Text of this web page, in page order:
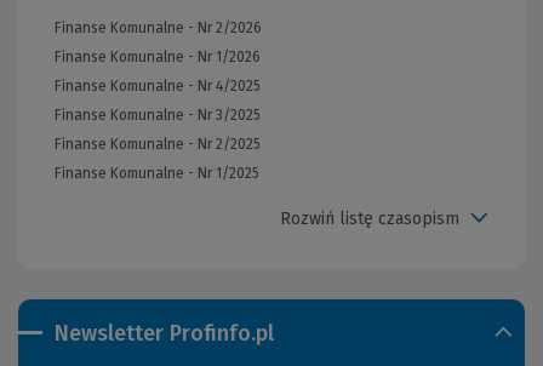
Newsletter Profinfo.pl
Finanse Komunalne - Nr 2/2026
Finanse Komunalne - Nr 1/2026
Finanse Komunalne - Nr 4/2025
Finanse Komunalne - Nr 3/2025
Finanse Komunalne - Nr 2/2025
Finanse Komunalne - Nr 1/2025
Rozwiń listę czasopism